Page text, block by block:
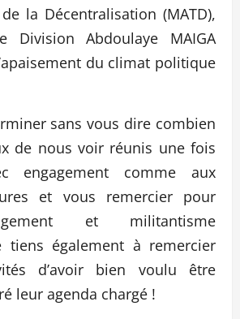
la Décentralisation (MATD),
Division Abdoulaye MAIGA
du climat politique
sans vous dire combien
de nous voir réunis une fois
engagement comme aux
et vous remercier pour
et militantisme
tiens également à remercier
d’avoir bien voulu être
leur agenda chargé !